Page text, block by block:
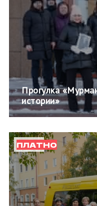
Прогулка
истории»
ПЛАТНО